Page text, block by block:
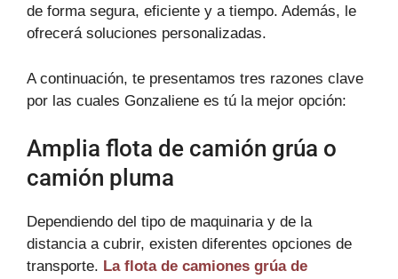
de forma segura, eficiente y a tiempo. Además, le
ofrecerá soluciones personalizadas.
A continuación, te presentamos tres razones clave
por las cuales Gonzaliene es tú la mejor opción:
Amplia flota de camión grúa o
camión pluma
Dependiendo del tipo de maquinaria y de la
distancia a cubrir, existen diferentes opciones de
transporte. La flota de camiones grúa de